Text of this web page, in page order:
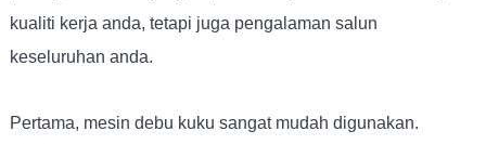
kualiti kerja anda, tetapi juga pengalaman salun
keseluruhan anda.
Pertama, mesin debu kuku sangat mudah digunakan.